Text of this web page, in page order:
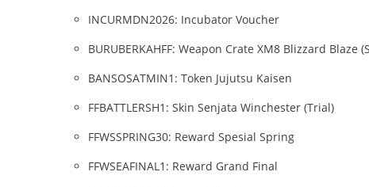
INCURMDN2026: Incubator Voucher
BURUBERKAHFF: Weapon Crate XM8 Blizzard Blaze
BANSOSATMIN1: Token Jujutsu Kaisen
FFBATTLERSH1: Skin Senjata Winchester (Trial)
FFWSSPRING30: Reward Spesial Spring
FFWSEAFINAL1: Reward Grand Final